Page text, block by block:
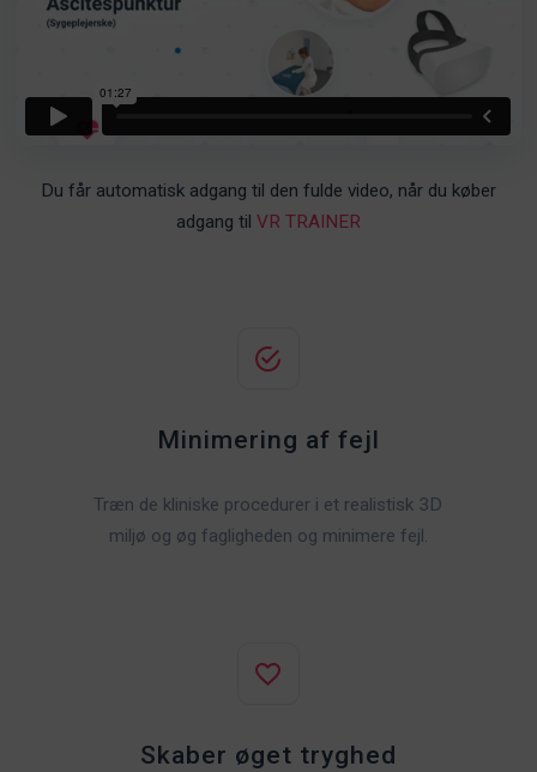
Du får automatisk adgang til den fulde video, når du køber
adgang til VR TRAINER
Minimering af fejl
Træn de kliniske procedurer i et realistisk 3D
miljø og øg fagligheden og minimere fejl.
Skaber øget tryghed